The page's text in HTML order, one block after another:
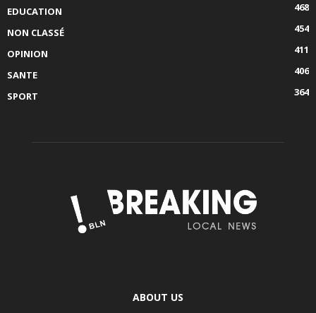
EDUCATION
468
NON CLASSÉ
454
OPINION
411
SANTE
406
SPORT
364
ABOUT US